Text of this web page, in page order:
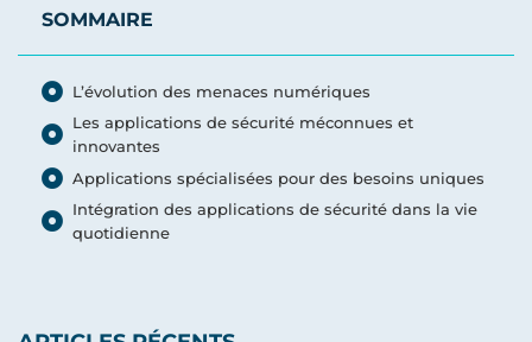
SOMMAIRE
L’évolution des menaces numériques
Les applications de sécurité méconnues et
innovantes
Applications spécialisées pour des besoins uniques
Intégration des applications de sécurité dans la vie
quotidienne